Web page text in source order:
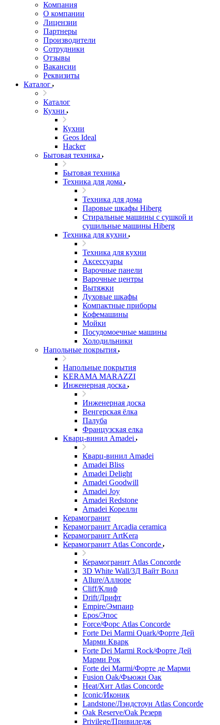
Компания
О компании
Лицензии
Партнеры
Производители
Сотрудники
Отзывы
Вакансии
Реквизиты
Каталог
Каталог
Кухни
Кухни
Geos Ideal
Hacker
Бытовая техника
Бытовая техника
Техника для дома
Техника для дома
Паровые шкафы Hiberg
Стиральные машины с сушкой и
сушильные машины Hiberg
Техника для кухни
Техника для кухни
Аксессуары
Варочные панели
Варочные центры
Вытяжки
Духовые шкафы
Компактные приборы
Кофемашины
Мойки
Посудомоечные машины
Холодильники
Напольные покрытия
Напольные покрытия
KERAMA MARAZZI
Инженерная доска
Инженерная доска
Венгерская ёлка
Палуба
Французская елка
Кварц-винил Amadei
Кварц-винил Amadei
Amadei Bliss
Amadei Delight
Amadei Goodwill
Amadei Joy
Amadei Redstone
Amadei Корелли
Керамогранит
Керамогранит Arcadia ceramica
Керамогранит ArtKera
Керамогранит Atlas Concorde
Керамогранит Atlas Concorde
3D White Wall/3Д Вайт Волл
Allure/Аллюрe
Cliff/Клиф
Drift/Дрифт
Empire/Эмпаир
Epos/Эпос
Force/Фoрс Atlas Concorde
Forte Dei Marmi Quark/Форте Дей
Марми Кварк
Forte Dei Marmi Rock/Форте Дей
Марми Рок
Forte dei Marmi/Форте де Марми
Fusion Oak/Фьюжн Оак
Heat/Xит Atlas Concorde
Iconic/Иконик
Landstone/Лэндстоун Atlas Concorde
Oak Reserve/Оak Резepв
Privilege/Привиледж